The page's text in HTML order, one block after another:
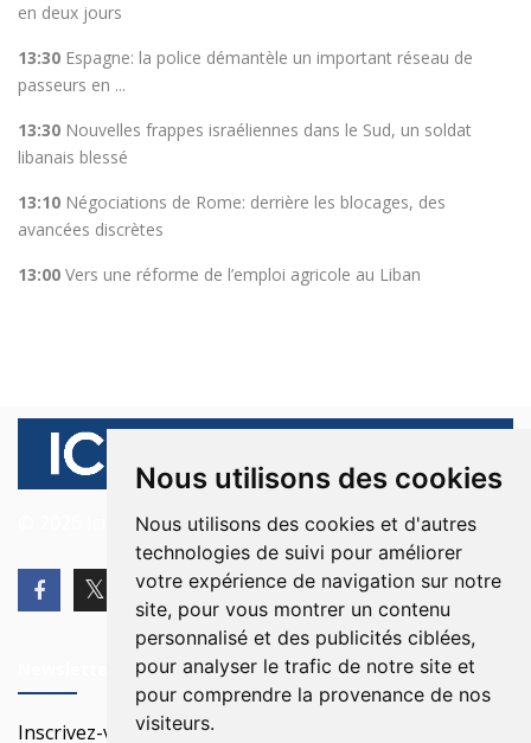
Nous utilisons des cookies
Nous utilisons des cookies et d'autres
technologies de suivi pour améliorer
votre expérience de navigation sur notre
site, pour vous montrer un contenu
personnalisé et des publicités ciblées,
pour analyser le trafic de notre site et
pour comprendre la provenance de nos
visiteurs.
en deux jours
13:30 Espagne: la police démantèle un important réseau de
passeurs en ...
13:30 Nouvelles frappes israéliennes dans le Sud, un soldat
libanais blessé
13:10 Négociations de Rome: derrière les blocages, des
avancées discrètes
13:00 Vers une réforme de l’emploi agricole au Liban
© 2026 Ici Beyrouth. Tous les droits sont réservés.
Inscrivez-vous à notre Newsletter